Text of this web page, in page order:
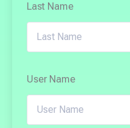
Last Name
User Name